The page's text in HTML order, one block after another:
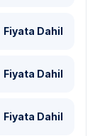
Fiyata Dahil
Fiyata Dahil
Fiyata Dahil